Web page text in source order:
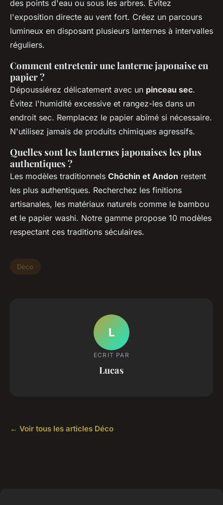
des points d'eau ou sous les arbres. Évitez
l'exposition directe au vent fort. Créez un parcours
lumineux en disposant plusieurs lanternes à intervalles
réguliers.
Comment entretenir une lanterne japonaise en
papier ?
Dépoussiérez délicatement avec un pinceau sec.
Évitez l'humidité excessive et rangez-les dans un
endroit sec. Remplacez le papier abîmé si nécessaire.
N'utilisez jamais de produits chimiques agressifs.
Quelles sont les lanternes japonaises les plus
authentiques ?
Les modèles traditionnels Chōchin et Andon restent
les plus authentiques. Recherchez les finitions
artisanales, les matériaux naturels comme le bambou
et le papier washi. Notre gamme propose 10 modèles
respectant ces traditions séculaires.
Déco
L
ECRIT PAR
Lucas
← Voir tous les articles Déco